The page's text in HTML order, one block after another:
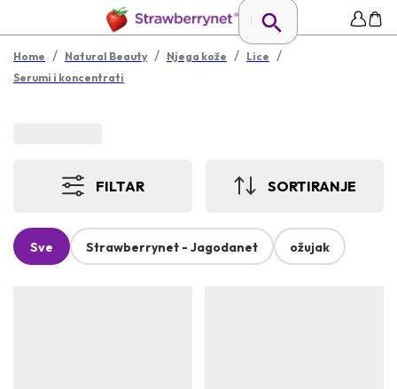
Home / Natural Beauty / Njega kože / Lice /
Serumi i koncentrati
FILTAR SORTIRANJE
Sve Strawberrynet - Jagodanet ožujak